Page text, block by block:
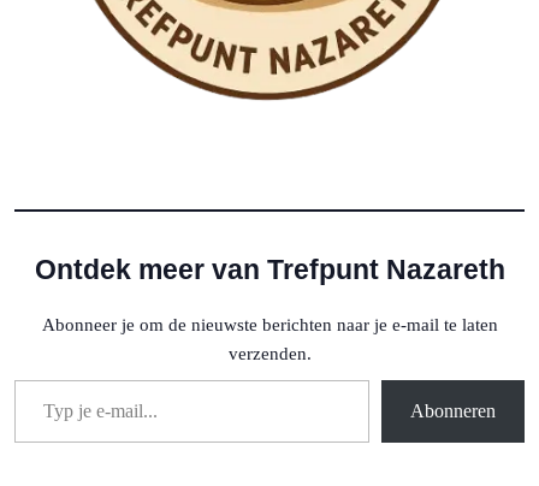
Ontdek meer van Trefpunt Nazareth
Abonneer je om de nieuwste berichten naar je e-mail te laten
verzenden.
Typ je e-mail...
Abonneren